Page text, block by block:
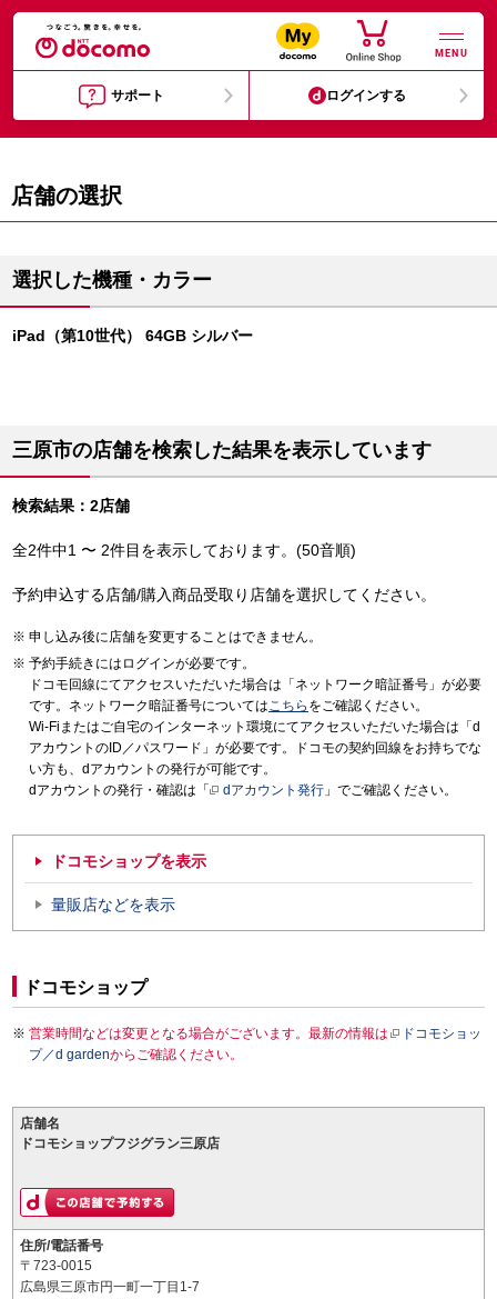
MENU
サポート ログインする
店舗の選択
選択した機種・カラー
iPad（第10世代） 64GB シルバー
三原市の店舗を検索した結果を表示しています
検索結果：2店舗
全2件中1 〜 2件目を表示しております。(50音順)
予約申込する店舗/購入商品受取り店舗を選択してください。
申し込み後に店舗を変更することはできません。
予約手続きにはログインが必要です。
ドコモ回線にてアクセスいただいた場合は「ネットワーク暗証番号」が必要
です。ネットワーク暗証番号についてはこちら をご確認ください。
Wi-Fiまたはご自宅のインターネット環境にてアクセスいただいた場合は「d
アカウントのID／パスワード」が必要です。ドコモの契約回線をお持ちでな
い方も、dアカウントの発行が可能です。
dアカウントの発行・確認は「
dアカウント発行 」でご確認ください。
ドコモショップを表示
量販店などを表示
ドコモショップ
営業時間などは変更となる場合がございます。最新の情報は
ドコモショッ
プ／d gardenからご確認ください。
店舗名
ドコモショップフジグラン三原店
住所/電話番号
〒723-0015
広島県三原市円一町一丁目1-7